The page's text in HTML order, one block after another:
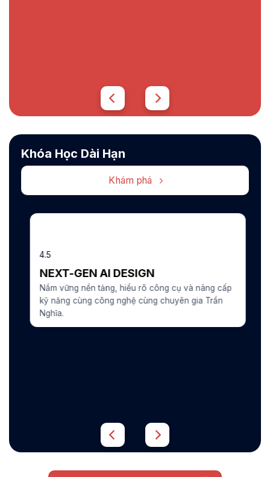
Khóa Học Dài Hạn
Khám phá
4.5
NEXT-GEN AI DESIGN
Nắm vững nền tảng, hiểu rõ công cụ và nâng cấp
kỹ năng cùng công nghệ cùng chuyên gia Trần
Nghĩa.